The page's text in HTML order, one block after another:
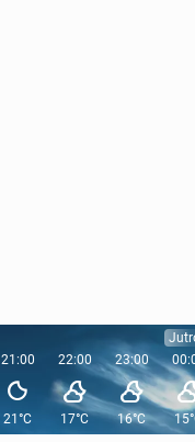
21:00
21°C
22:00
17°C
23:00
16°C